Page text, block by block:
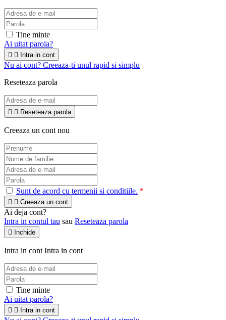
Tine minte
Ai uitat parola?
  Intra in cont
Nu ai cont? Creeaza-ti unul rapid si simplu
Reseteaza parola
  Reseteaza parola
Creeaza un cont nou
Sunt de acord cu termenii si conditiile. *
  Creeaza un cont
Ai deja cont?
Intra in contul tau sau Reseteaza parola
 Inchide
Intra in cont Intra in cont
Tine minte
Ai uitat parola?
  Intra in cont